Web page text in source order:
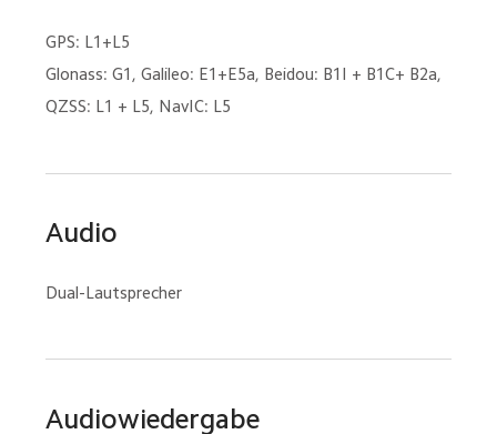
GPS: L1+L5
Glonass: G1, Galileo: E1+E5a, Beidou: B1I + B1C+ B2a,
Audio
Dual-Lautsprecher
Audiowiedergabe